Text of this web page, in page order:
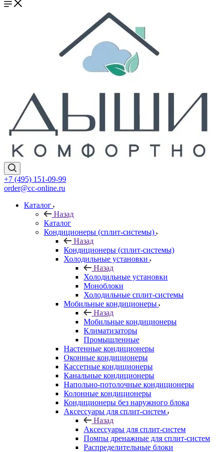
+7 (495) 151-09-99
order@cc-online.ru
Каталог
Назад
Каталог
Кондиционеры (сплит-системы)
Назад
Кондиционеры (сплит-системы)
Холодильные установки
Назад
Холодильные установки
Моноблоки
Холодильные сплит-системы
Мобильные кондиционеры
Назад
Мобильные кондиционеры
Климатизаторы
Промышленные
Настенные кондиционеры
Оконные кондиционеры
Кассетные кондиционеры
Канальные кондиционеры
Напольно-потолочные кондиционеры
Колонные кондиционеры
Кондиционеры без наружного блока
Аксессуары для сплит-систем
Назад
Аксессуары для сплит-систем
Помпы дренажные для сплит-систем
Распределительные блоки